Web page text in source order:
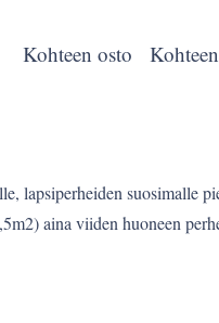
Kohteen osto
suosimalle
aina viiden huoneen